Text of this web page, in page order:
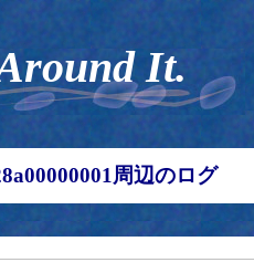
Around It.
周辺のログ